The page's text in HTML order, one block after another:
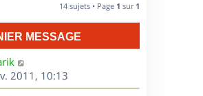
14 sujets • Page 1 sur 1
MESSAGE
2011, 10:13